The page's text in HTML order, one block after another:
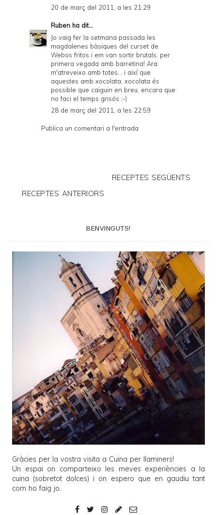
20 de març del 2011, a les 21:29
Ruben ha dit...
Jo vaig fer la setmana passada les
magdalenes bàsiques del curset de
Webos fritos i em van sortir brutals, per
primera vegada amb barretina! Ara
m'atreveixo amb totes... i així que
aquestes amb xocolata, xocolata és
possible que caiguin en breu, encara que
no faci el temps grisós ;-)
28 de març del 2011, a les 22:59
Publica un comentari a l'entrada
RECEPTES SEGÜENTS
RECEPTES ANTERIORS
BENVINGUTS!
Gràcies per la vostra visita a Cuina per llaminers!
Un espai on comparteixo les meves experiències a la
cuina (sobretot dolces) i on espero que en gaudiu tant
com ho faig jo.